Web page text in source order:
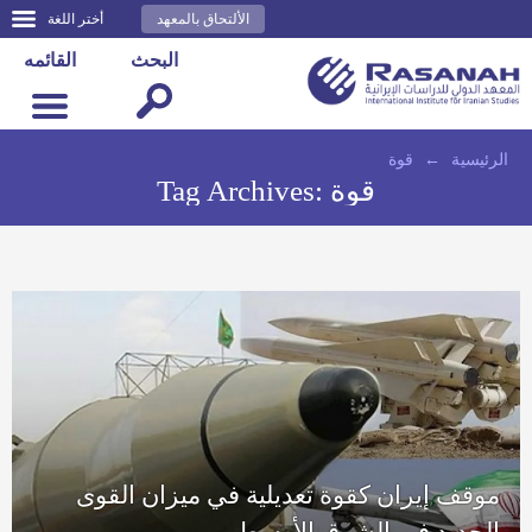
أختر اللغة الألتحاق بالمعهد
القائمه البحث
الرئيسية ← قوة
Tag Archives: قوة
موقف إيران كقوة تعديلية في ميزان القوى